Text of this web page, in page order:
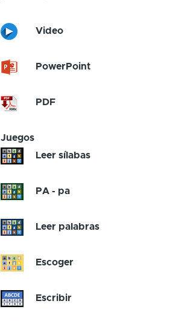
Video
PowerPoint
PDF
Juegos
Leer sílabas
PA - pa
Leer palabras
Escoger
Escribir